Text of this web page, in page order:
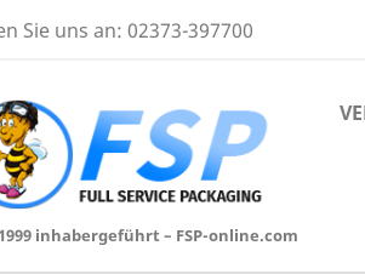
Sie uns an: 02373-397700
inhabergeführt – FSP-online.com